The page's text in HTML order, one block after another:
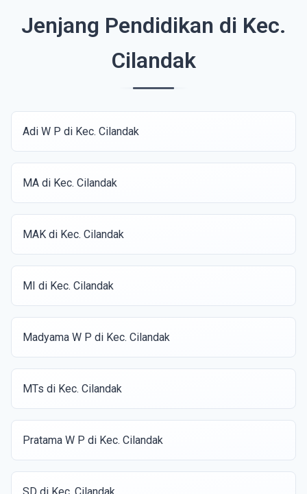
Jenjang Pendidikan di Kec.
Cilandak
Adi W P di Kec. Cilandak
MA di Kec. Cilandak
MAK di Kec. Cilandak
MI di Kec. Cilandak
Madyama W P di Kec. Cilandak
MTs di Kec. Cilandak
Pratama W P di Kec. Cilandak